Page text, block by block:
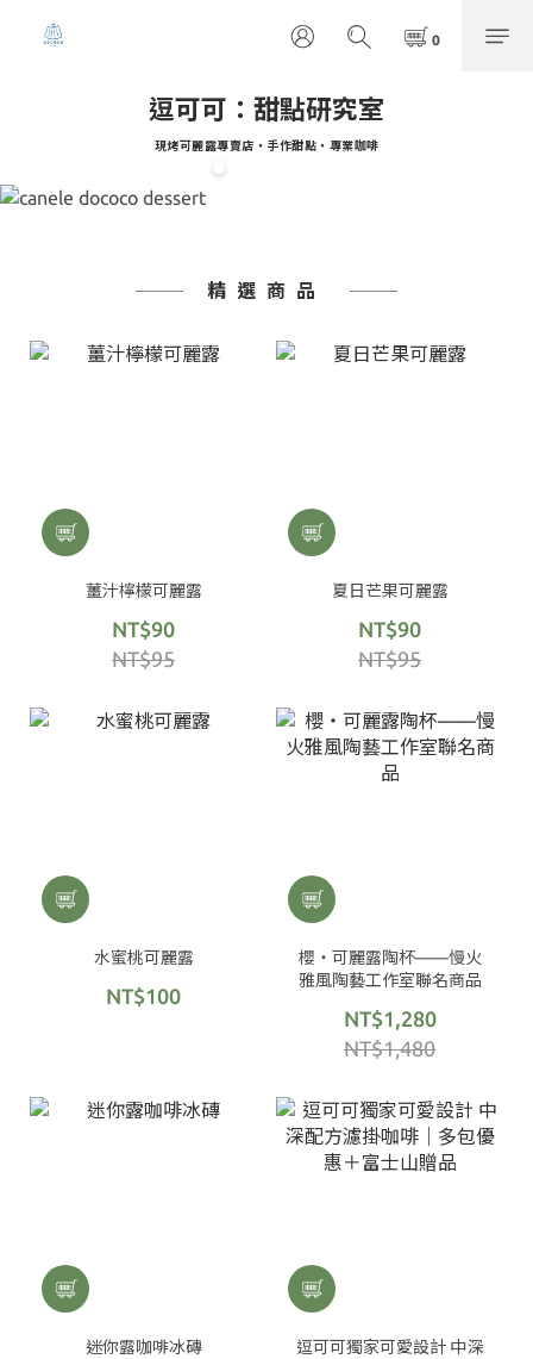
逗可可：甜點研究室
現烤可麗露專賣店・手作甜點・專業咖啡
精選商品
薑汁檸檬可麗露
NT$90
NT$95
夏日芒果可麗露
NT$90
NT$95
水蜜桃可麗露
NT$100
櫻・可麗露陶杯——慢火
雅風陶藝工作室聯名商品
NT$1,280
NT$1,480
迷你露咖啡冰磚
逗可可獨家可愛設計 中深